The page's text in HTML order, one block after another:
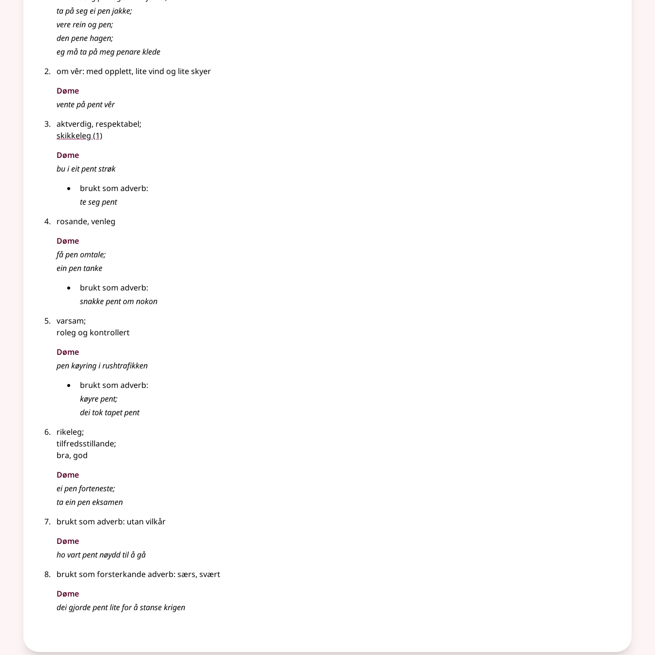
ta på seg ei pen jakke;
vere rein og pen;
den pene hagen;
eg må ta på meg penare klede
om vêr: med opplett, lite vind og lite skyer
Døme
vente på pent vêr
aktverdig, respektabel;
skikkeleg (1)
Døme
bu i eit pent strøk
brukt som adverb:
te seg pent
rosande, venleg
Døme
få pen omtale;
ein pen tanke
brukt som adverb:
snakke pent om nokon
varsam;
roleg og kontrollert
Døme
pen køyring i rushtrafikken
brukt som adverb:
køyre pent;
dei tok tapet pent
rikeleg;
tilfredsstillande;
bra, god
Døme
ei pen forteneste;
ta ein pen eksamen
brukt som adverb: utan vilkår
Døme
ho vart pent nøydd til å gå
brukt som forsterkandeadverb: særs, svært
Døme
dei gjorde pent lite for å stanse krigen